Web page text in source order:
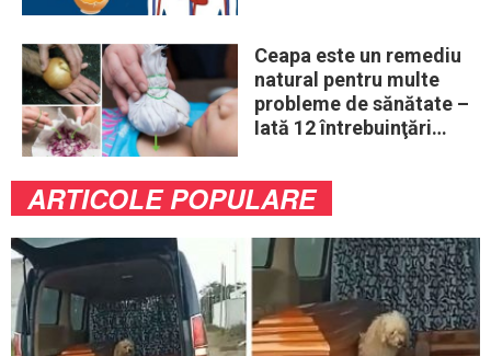
Ceapa este un remediu
natural pentru multe
probleme de sănătate –
Iată 12 întrebuinţări
ARTICOLE POPULARE